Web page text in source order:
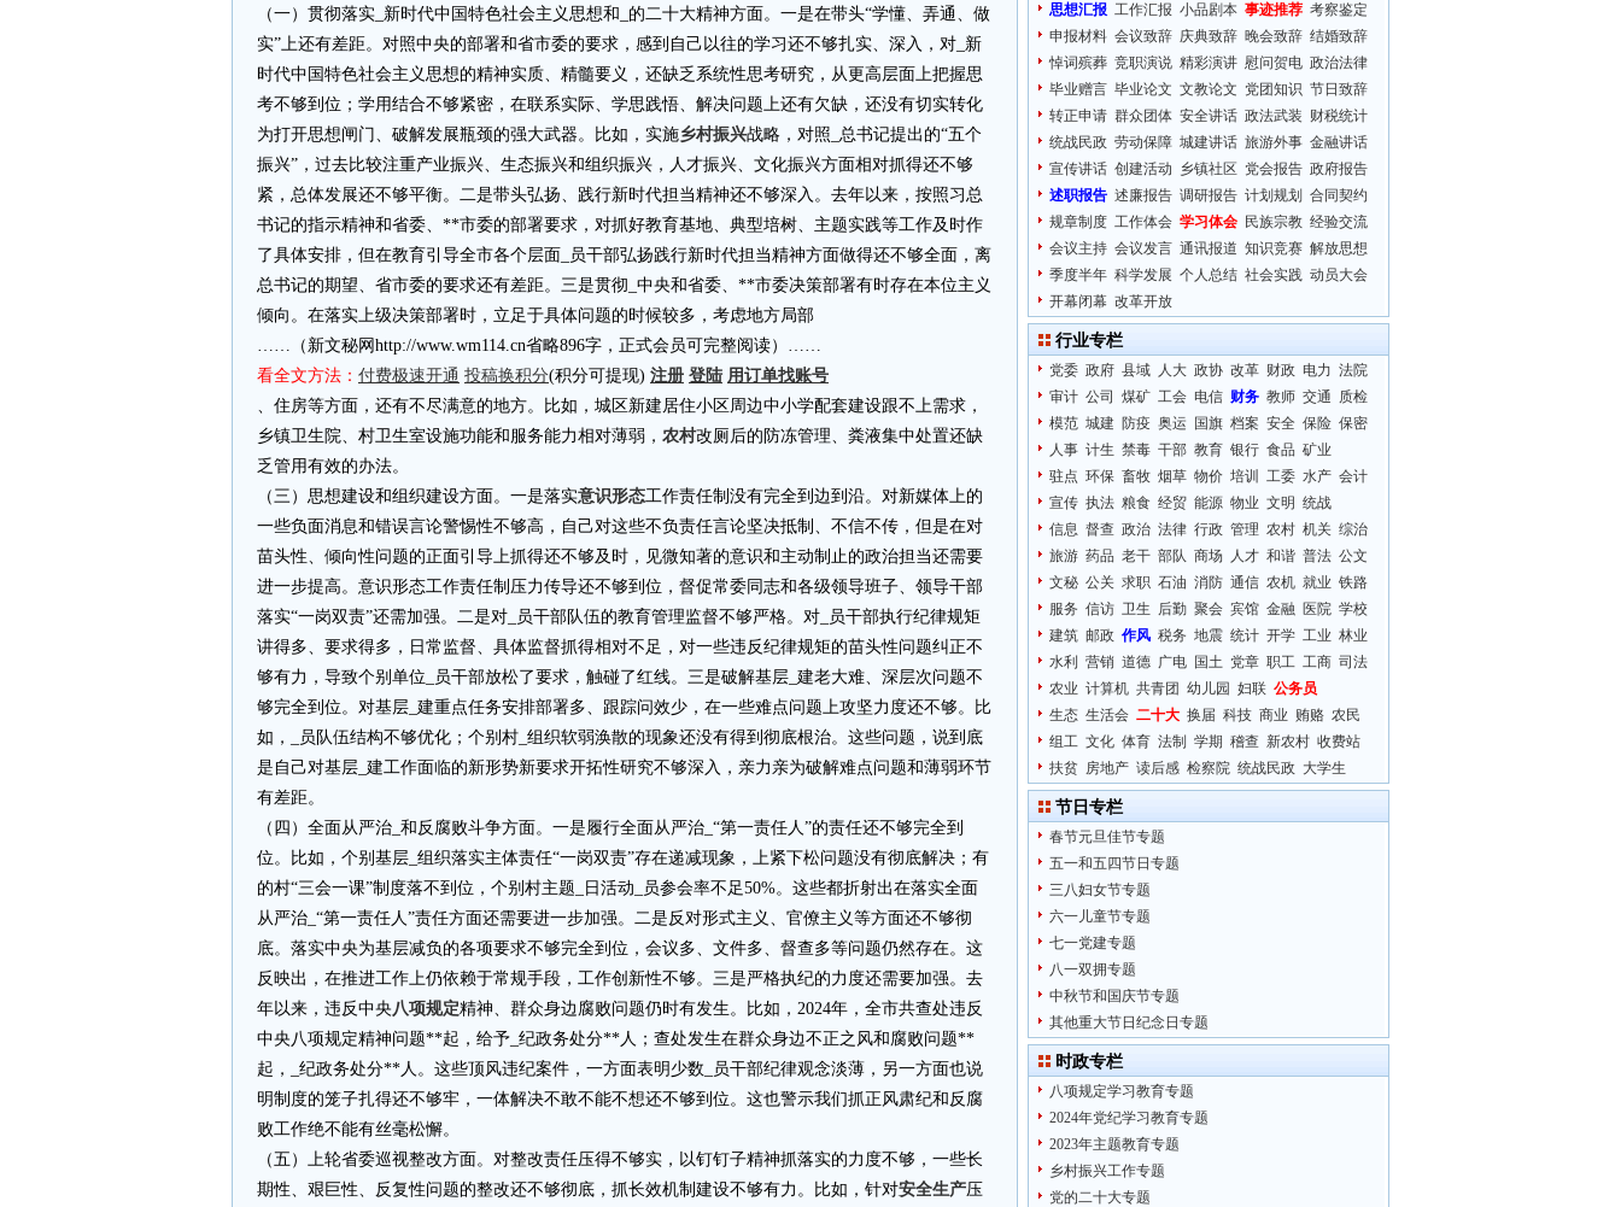
（一）贯彻落实_新时代中国特色社会主义思想和_的二十大精神方面。一是在带头“学懂、弄通、做
实”上还有差距。对照中央的部署和省市委的要求，感到自己以往的学习还不够扎实、深入，对_新
时代中国特色社会主义思想的精神实质、精髓要义，还缺乏系统性思考研究，从更高层面上把握思
考不够到位；学用结合不够紧密，在联系实际、学思践悟、解决问题上还有欠缺，还没有切实转化
为打开思想闸门、破解发展瓶颈的强大武器。比如，实施乡村振兴战略，对照_总书记提出的“五个
振兴”，过去比较注重产业振兴、生态振兴和组织振兴，人才振兴、文化振兴方面相对抓得还不够
紧，总体发展还不够平衡。二是带头弘扬、践行新时代担当精神还不够深入。去年以来，按照习总
书记的指示精神和省委、**市委的部署要求，对抓好教育基地、典型培树、主题实践等工作及时作
了具体安排，但在教育引导全市各个层面_员干部弘扬践行新时代担当精神方面做得还不够全面，离
总书记的期望、省市委的要求还有差距。三是贯彻_中央和省委、**市委决策部署有时存在本位主义
倾向。在落实上级决策部署时，立足于具体问题的时候较多，考虑地方局部
……（新文秘网http://www.wm114.cn省略896字，正式会员可完整阅读）……
看全文方法： 付费极速开通 投稿换积分(积分可提现) 注册 登陆 用订单找账号
、住房等方面，还有不尽满意的地方。比如，城区新建居住小区周边中小学配套建设跟不上需求，
乡镇卫生院、村卫生室设施功能和服务能力相对薄弱， 农村改厕后的防冻管理、粪液集中处置还缺
乏管用有效的办法。
（三）思想建设和组织建设方面。一是落实意识形态工作责任制没有完全到边到沿。对新媒体上的
一些负面消息和错误言论警惕性不够高，自己对这些不负责任言论坚决抵制、不信不传，但是在对
苗头性、倾向性问题的正面引导上抓得还不够及时，见微知著的意识和主动制止的政治担当还需要
进一步提高。意识形态工作责任制压力传导还不够到位，督促常委同志和各级领导班子、领导干部
落实“一岗双责”还需加强。二是对_员干部队伍的教育管理监督不够严格。对_员干部执行纪律规矩
讲得多、要求得多，日常监督、具体监督抓得相对不足，对一些违反纪律规矩的苗头性问题纠正不
够有力，导致个别单位_员干部放松了要求，触碰了红线。三是破解基层_建老大难、深层次问题不
够完全到位。对基层_建重点任务安排部署多、跟踪问效少，在一些难点问题上攻坚力度还不够。比
如，_员队伍结构不够优化；个别村_组织软弱涣散的现象还没有得到彻底根治。这些问题，说到底
是自己对基层_建工作面临的新形势新要求开拓性研究不够深入，亲力亲为破解难点问题和薄弱环节
有差距。
（四）全面从严治_和反腐败斗争方面。一是履行全面从严治_“第一责任人”的责任还不够完全到
位。比如，个别基层_组织落实主体责任“一岗双责”存在递减现象，上紧下松问题没有彻底解决；有
的村“三会一课”制度落不到位，个别村主题_日活动_员参会率不足50%。这些都折射出在落实全面
从严治_“第一责任人”责任方面还需要进一步加强。二是反对形式主义、官僚主义等方面还不够彻
底。落实中央为基层减负的各项要求不够完全到位，会议多、文件多、督查多等问题仍然存在。这
反映出，在推进工作上仍依赖于常规手段，工作创新性不够。三是严格执纪的力度还需要加强。去
年以来，违反中央八项规定精神、群众身边腐败问题仍时有发生。比如，2024年，全市共查处违反
中央八项规定精神问题**起，给予_纪政务处分**人；查处发生在群众身边不正之风和腐败问题**
起，_纪政务处分**人。这些顶风违纪案件，一方面表明少数_员干部纪律观念淡薄，另一方面也说
明制度的笼子扎得还不够牢，一体解决不敢不能不想还不够到位。这也警示我们抓正风肃纪和反腐
败工作绝不能有丝毫松懈。
（五）上轮省委巡视整改方面。对整改责任压得不够实，以钉钉子精神抓落实的力度不够，一些长
期性、艰巨性、反复性问题的整改还不够彻底，抓长效机制建设不够有力。比如，针对安全生产压
思想汇报 工作汇报 小品剧本 事迹推荐 考察鉴定
申报材料 会议致辞 庆典致辞 晚会致辞 结婚致辞
悼词殡葬 竞职演说 精彩演讲 慰问贺电 政治法律
毕业赠言 毕业论文 文教论文 党团知识 节日致辞
转正申请 群众团体 安全讲话 政法武装 财税统计
统战民政 劳动保障 城建讲话 旅游外事 金融讲话
宣传讲话 创建活动 乡镇社区 党会报告 政府报告
述职报告 述廉报告 调研报告 计划规划
合同契约
规章制度 工作体会 学习体会 民族宗教 经验交流
会议主持 会议发言 通讯报道 知识竞赛 解放思想
季度半年 科学发展 个人总结 社会实践 动员大会
开幕闭幕 改革开放
行业专栏
党委 政府 县域 人大 政协 改革 财政 电力 法院
审计 公司 煤矿 工会 电信 财务 教师 交通 质检
模范 城建 防疫 奥运 国旗 档案 安全 保险 保密
人事 计生 禁毒 干部 教育 银行 食品 矿业
驻点 环保 畜牧 烟草 物价 培训 工委 水产 会计
宣传 执法 粮食 经贸 能源 物业 文明 统战
信息 督查 政治 法律 行政 管理 农村 机关 综治
旅游 药品 老干 部队 商场 人才 和谐 普法 公文
文秘 公关 求职 石油 消防 通信 农机 就业 铁路
服务 信访 卫生 后勤 聚会 宾馆 金融 医院 学校
建筑 邮政 作风 税务 地震 统计 开学 工业 林业
水利
营销 道德 广电 国土 党章 职工 工商 司法
农业 计算机 共青团 幼儿园 妇联 公务员
生态 生活会 二十大 换届 科技 商业 贿赂 农民
组工 文化 体育 法制 学期 稽查 新农村 收费站
扶贫 房地产 读后感 检察院 统战民政 大学生
节日专栏
春节元旦佳节专题
五一和五四节日专题
三八妇女节专题
六一儿童节专题
七一党建专题
八一双拥专题
中秋节和国庆节专题
其他重大节日纪念日专题
时政专栏
八项规定学习教育专题
2024年党纪学习教育专题
2023年主题教育专题
乡村振兴工作专题
党的二十大专题